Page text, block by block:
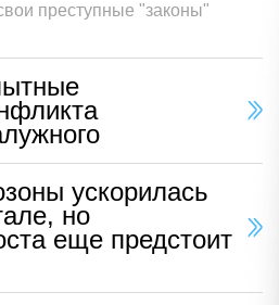
преступные "законы"
ускорилась
но
еще предстоит